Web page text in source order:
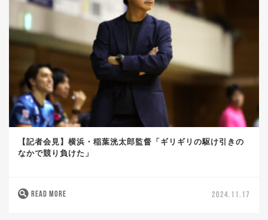
【記者会見】横浜・稲葉洸太郎監督「ギリギリの駆け引きの
なかで競り負けた」
READ MORE 2024.11.17